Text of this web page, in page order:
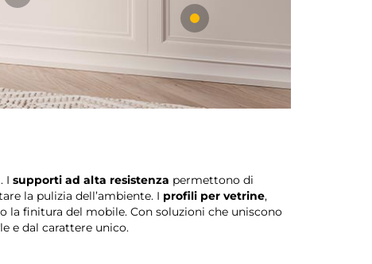
I supporti ad alta resistenza permettono di
la pulizia dell’ambiente. I profili per vetrine,
la finitura del mobile. Con soluzioni che uniscono
e dal carattere unico.